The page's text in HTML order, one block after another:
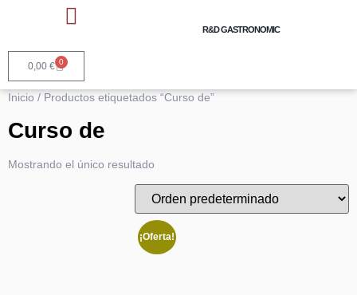
R&D GASTRONOMIC
0,00 € 0
Inicio / Productos etiquetados “Curso de”
Curso de
Mostrando el único resultado
¡Oferta!